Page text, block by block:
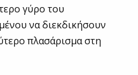
γύρο του
να διεκδικήσουν
πλασάρισμα στη